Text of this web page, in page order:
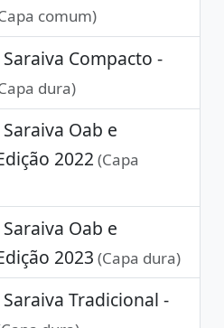
comum)
Compacto -
dura)
Oab e
2022 (Capa
Oab e
2023 (Capa dura)
Tradicional -